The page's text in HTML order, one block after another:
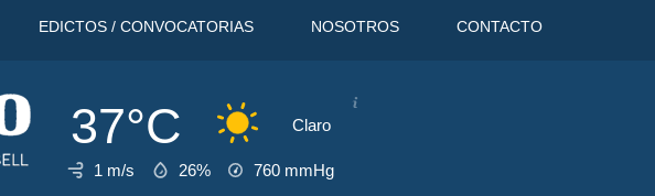
EDICTOS / CONVOCATORIAS NOSOTROS CONTACTO
37°C Claro
1 m/s 26% 760 mmHg